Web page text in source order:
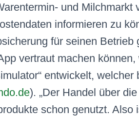
und Milchmarkt
informieren zu
für seinen Betrieb
vertraut machen können,
entwickelt, welcher
). „Der Handel über
schon genutzt. Also